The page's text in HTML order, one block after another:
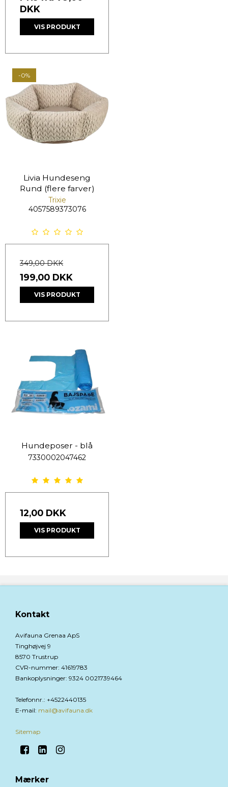
DKK
VIS PRODUKT
-0%
Livia Hundeseng
Rund (flere farver)
Trixie
4057589373076
349,00 DKK
199,00 DKK
VIS PRODUKT
Hundeposer - blå
7330002047462
12,00 DKK
VIS PRODUKT
Kontakt
Avifauna Grenaa ApS
Tinghøjvej 9
8570 Trustrup
CVR-nummer: 41619783
Bankoplysninger: 9324 0021739464
Telefonnr.: +4522440135
E-mail: mail@avifauna.dk
Sitemap
Mærker